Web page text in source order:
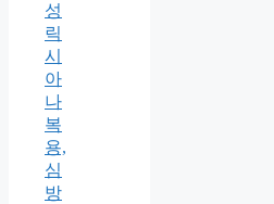
성
릭
시
아
나
복
용,
심
방